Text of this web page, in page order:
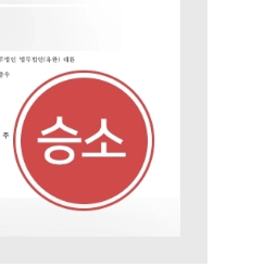
상담예약
상담예약